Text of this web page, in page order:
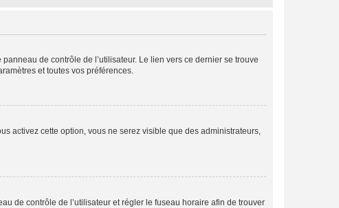
de contrôle de l’utilisateur. Le lien vers ce dernier se trouve
et toutes vos préférences.
activez cette option, vous ne serez visible que des administrateurs,
de contrôle de l’utilisateur et régler le fuseau horaire afin de trouver